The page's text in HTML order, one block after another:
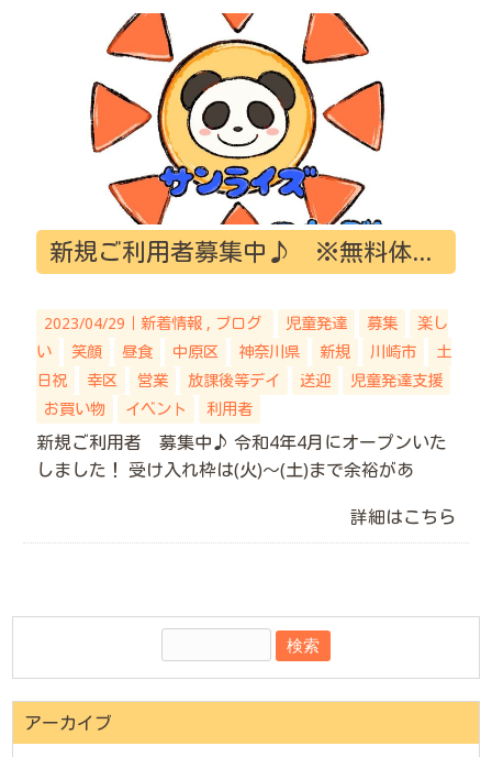
新規ご利用者募集中♪ ※無料体験実施中！
2023/04/29｜ 新着情報 ブログ 児童発達 募集
楽し
い
笑顔 昼食 中原区 神奈川県 新規 川崎市
土
日祝
幸区 営業 放課後等デイ 送迎
児童発達支援
お買い物
イベント 利用者
新規ご利用者 募集中♪ 令和4年4月にオープンいた
しました！ 受け入れ枠は(火)～(土)まで余裕があ
詳細はこちら
アーカイブ